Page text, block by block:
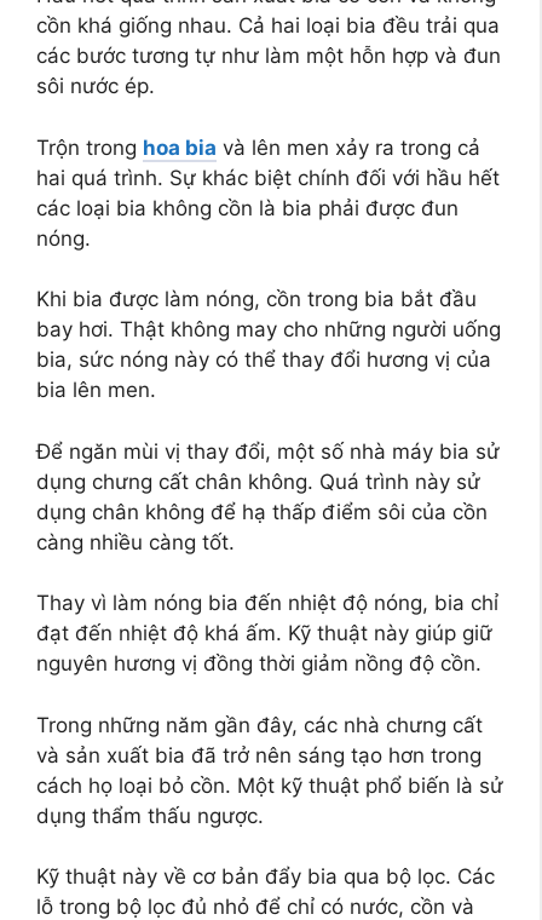
cồn khá giống nhau. Cả hai loại bia đều trải qua
các bước tương tự như làm một hỗn hợp và đun
sôi nước ép.
Trộn trong hoa bia và lên men xảy ra trong cả
hai quá trình. Sự khác biệt chính đối với hầu hết
các loại bia không cồn là bia phải được đun
nóng.
Khi bia được làm nóng, cồn trong bia bắt đầu
bay hơi. Thật không may cho những người uống
bia, sức nóng này có thể thay đổi hương vị của
bia lên men.
Để ngăn mùi vị thay đổi, một số nhà máy bia sử
dụng chưng cất chân không. Quá trình này sử
dụng chân không để hạ thấp điểm sôi của cồn
càng nhiều càng tốt.
Thay vì làm nóng bia đến nhiệt độ nóng, bia chỉ
đạt đến nhiệt độ khá ấm. Kỹ thuật này giúp giữ
nguyên hương vị đồng thời giảm nồng độ cồn.
Trong những năm gần đây, các nhà chưng cất
và sản xuất bia đã trở nên sáng tạo hơn trong
cách họ loại bỏ cồn. Một kỹ thuật phổ biến là sử
dụng thẩm thấu ngược.
Kỹ thuật này về cơ bản đẩy bia qua bộ lọc. Các
lỗ trong bộ lọc đủ nhỏ để chỉ có nước, cồn và